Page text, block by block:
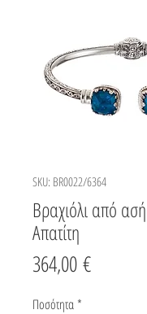
SKU: BR0022/6364
Βραχιόλι από
Απατίτη
364,00 €Τιμή
Ποσότητα *